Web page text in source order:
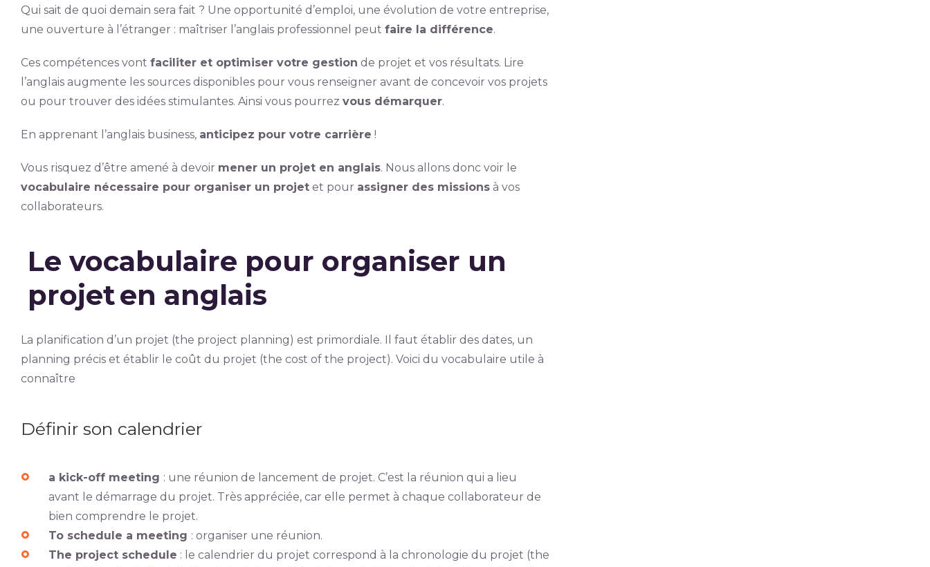
Qui sait de quoi demain sera fait ? Une opportunité d’emploi, une évolution de votre entreprise,
une ouverture à l’étranger : maîtriser l’anglais professionnel peut faire la différence.
Ces compétences vont faciliter et optimiser votre gestion de projet et vos résultats. Lire
l’anglais augmente les sources disponibles pour vous renseigner avant de concevoir vos projets
ou pour trouver des idées stimulantes. Ainsi vous pourrez vous démarquer.
En apprenant l’anglais business, anticipez pour votre carrière !
Vous risquez d’être amené à devoir mener un projet en anglais. Nous allons donc voir le
vocabulaire nécessaire pour organiser un projetet pour assigner des missionsà vos
collaborateurs.
Le vocabulaire pour organiser un
projet en anglais
La planification d’un projet (the project planning) est primordiale. Il faut établir des dates, un
planning précis et établir le coût du projet (the cost of the project). Voici du vocabulaire utile à
connaître
Définir son calendrier
a kick-off meeting : une réunion de lancement de projet. C’est la réunion qui a lieu
avant le démarrage du projet. Très appréciée, car elle permet à chaque collaborateur de
bien comprendre le projet.
To schedule a meeting : organiser une réunion.
The project schedule : le calendrier du projet correspond à la chronologie du projet (the